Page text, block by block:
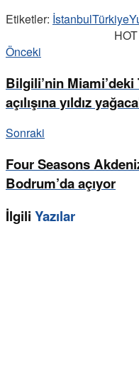
Etiketler: İstanbulTürkiye
Önceki
Bilgili’nin
açılışına yıldız
Sonraki
Four Seasons
Bodrum’da açıyor
İlgili Yazılar